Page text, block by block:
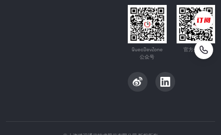
QuecDevZone
公众号
官方公众号